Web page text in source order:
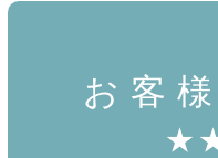
お客